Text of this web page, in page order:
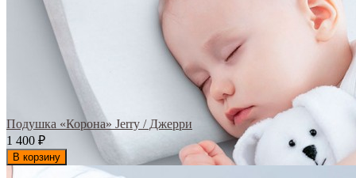
Подушка «Корона» Jerry / Джерри
1 400 ₽
В корзину